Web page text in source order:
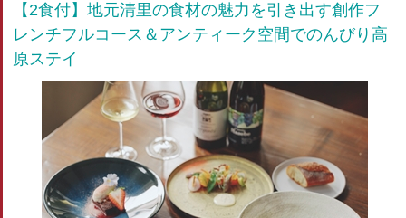
【2食付】地元清里の食材の魅力を引き出す創作フ
レンチフルコース＆アンティーク空間でのんびり高
原ステイ